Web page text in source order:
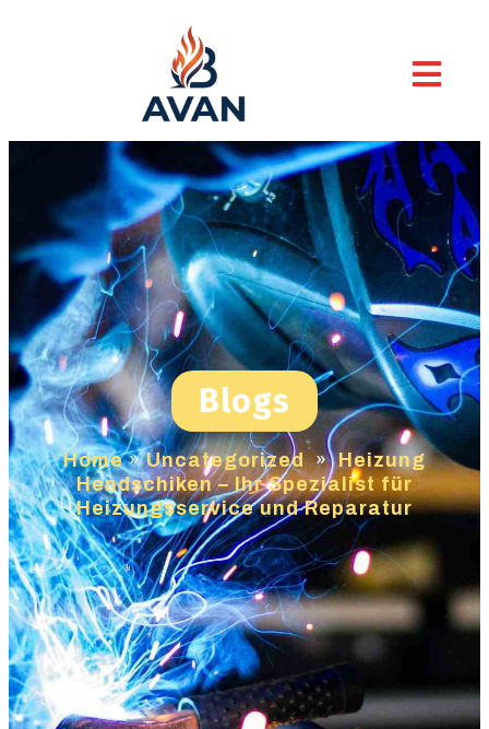
Blogs
Home»Uncategorized » Heizung
Hendschiken – Ihr Spezialist für
Heizungsservice und Reparatur